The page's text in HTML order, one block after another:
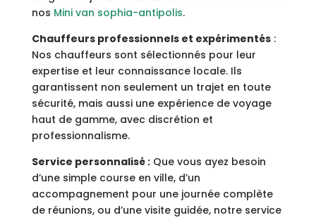
nos Mini van sophia-antipolis.
Chauffeurs professionnels et expérimentés:
Nos chauffeurs sont sélectionnés pour leur
expertise et leur connaissance locale. Ils
garantissent non seulement un trajet en toute
sécurité, mais aussi une expérience de voyage
haut de gamme, avec discrétion et
professionnalisme.
Service personnalisé :Que vous ayez besoin
d’une simple course en ville, d’un
accompagnement pour une journée complète
de réunions, ou d’une visite guidée, notre service